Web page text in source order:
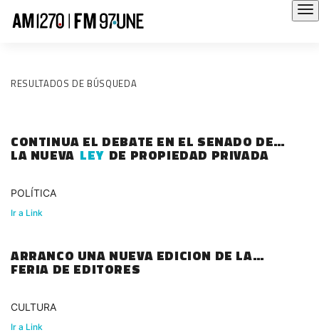
RESULTADOS DE BÚSQUEDA
CONTINUA EL DEBATE EN EL SENADO DE
LA NUEVA LEY DE PROPIEDAD PRIVADA
POLÍTICA
Ir a Link
ARRANCO UNA NUEVA EDICION DE LA
FERIA DE EDITORES
CULTURA
Ir a Link